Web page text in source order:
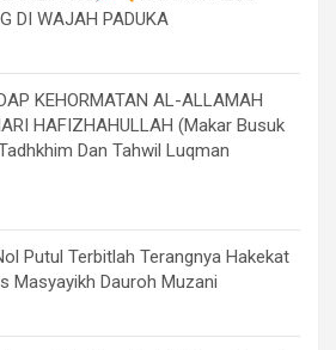
DI WAJAH PADUKA
KEHORMATAN AL-ALLAMAH
HAFIZHAHULLAH (Makar Busuk
Dan Tahwil Luqman
Putul Terbitlah Terangnya Hakekat
Masyayikh Dauroh Muzani